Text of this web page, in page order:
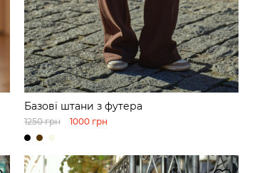
Базові штани з футера
1250 грн 1000 грн